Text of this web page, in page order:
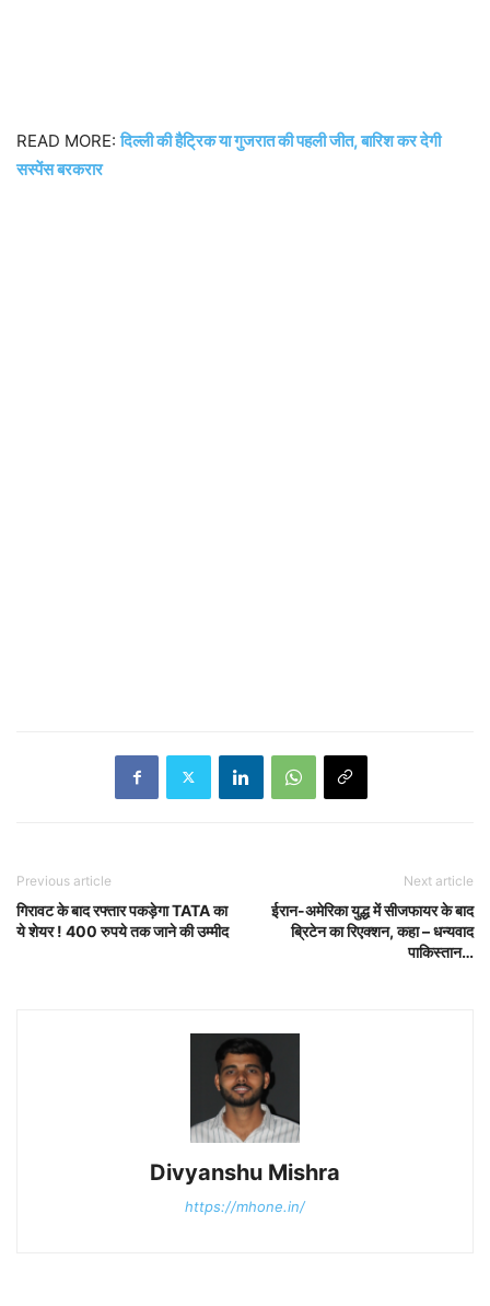
READ MORE:दिल्ली की हैट्रिक या गुजरात की पहली जीत, बारिश कर देगी
सस्पेंस बरकरार
Previous article
गिरावट के बाद रफ्तार पकड़ेगा TATA का
ये शेयर ! 400 रुपये तक जाने की उम्मीद
Next article
ईरान-अमेरिका युद्ध में सीजफायर के बाद
ब्रिटेन का रिएक्शन, कहा – धन्यवाद
पाकिस्तान…
Divyanshu Mishra
https://mhone.in/